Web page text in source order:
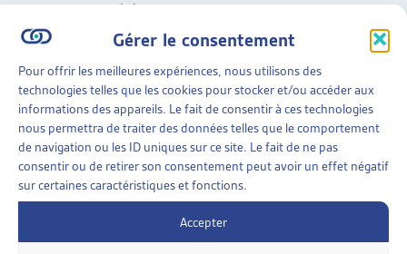
Gérer le consentement
Pour offrir les meilleures expériences, nous utilisons des
technologies telles que les cookies pour stocker et/ou accéder aux
informations des appareils. Le fait de consentir à ces technologies
nous permettra de traiter des données telles que le comportement
de navigation ou les ID uniques sur ce site. Le fait de ne pas
consentir ou de retirer son consentement peut avoir un effet négatif
sur certaines caractéristiques et fonctions.
Accepter
aucun n’est suggéré pour publication.
Pendant la période passée sous revue, la Haute cour a traité
des sujets suivants :
dessaisissement de fortune ;
contribution de concubinage ;
domicile d’assistance d’un enfant qui ne vit pas chez
ses parents ;
caractère raisonnablement exigible de mesures